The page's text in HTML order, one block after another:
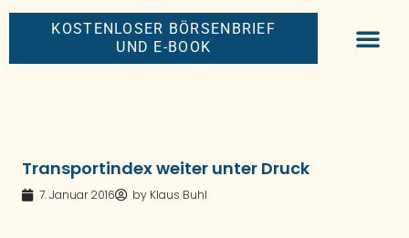
KOSTENLOSER BÖRSENBRIEF
UND E-BOOK
Transportindex weiter unter Druck
7. Januar 2016 by Klaus Buhl